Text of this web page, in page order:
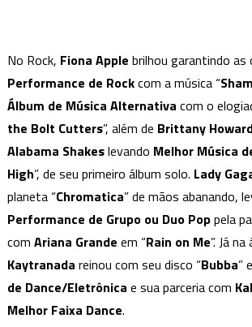
No Rock, Fiona Apple brilhou garantindo as
Performance de Rockcom a música “
Álbum de Música Alternativa com o
the Bolt Cutters”, além de Brittany
Alabama Shakeslevando Melhor Música
High”, de seu primeiro álbum solo. Lady
planeta “Chromatica” de mãos abanando,
Performance de Grupo ou Duo Poppela
com Ariana Grande em “Rain on Me”. Já
Kaytranada reinou com seu disco “Bubba”
de Dance/Eletrônica e sua parceria com
Melhor Faixa Dance.